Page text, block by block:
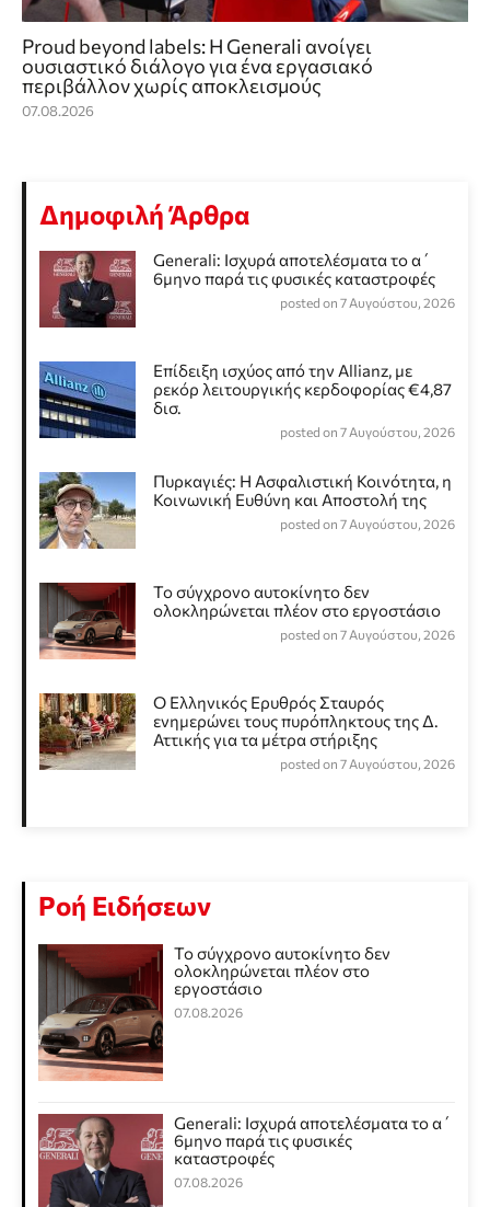
Proud beyond labels: Η Generali ανοίγει
ουσιαστικό διάλογο για ένα εργασιακό
περιβάλλον χωρίς αποκλεισμούς
07.08.2026
Δημοφιλή Άρθρα
Generali: Ισχυρά αποτελέσματα το α΄
6μηνο παρά τις φυσικές καταστροφές
posted on 7 Αυγούστου, 2026
Επίδειξη ισχύος από την Allianz, με
ρεκόρ λειτουργικής κερδοφορίας €4,87
δισ.
posted on 7 Αυγούστου, 2026
Πυρκαγιές: Η Ασφαλιστική Κοινότητα, η
Κοινωνική Ευθύνη και Αποστολή της
posted on 7 Αυγούστου, 2026
Το σύγχρονο αυτοκίνητο δεν
ολοκληρώνεται πλέον στο εργοστάσιο
posted on 7 Αυγούστου, 2026
Ο Ελληνικός Ερυθρός Σταυρός
ενημερώνει τους πυρόπληκτους της Δ.
Αττικής για τα μέτρα στήριξης
posted on 7 Αυγούστου, 2026
Ροή Ειδήσεων
Το σύγχρονο αυτοκίνητο δεν
ολοκληρώνεται πλέον στο
εργοστάσιο
07.08.2026
Generali: Ισχυρά αποτελέσματα το α΄
6μηνο παρά τις φυσικές
καταστροφές
07.08.2026